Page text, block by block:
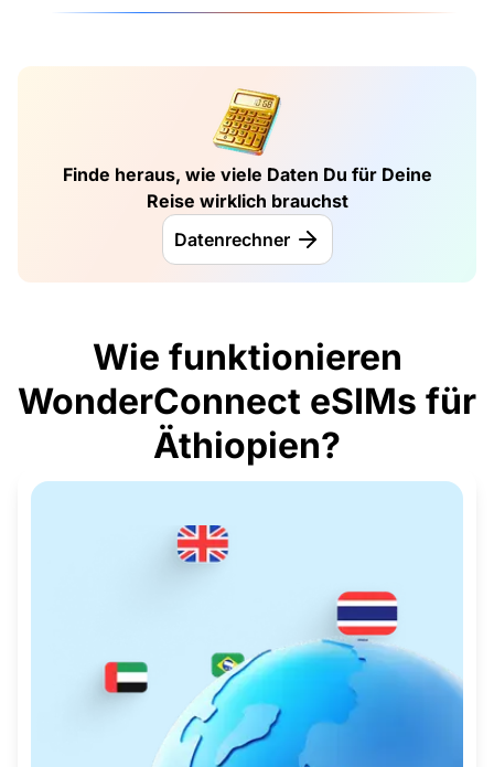
Finde heraus, wie viele Daten Du für Deine
Reise wirklich brauchst
Datenrechner
Wie funktionieren
WonderConnect eSIMs für
Äthiopien?